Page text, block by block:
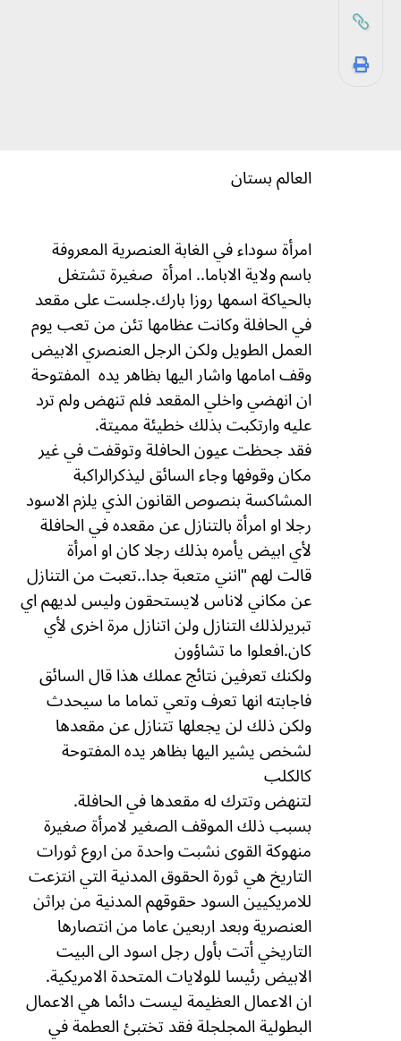
العالم بستان
امرأة سوداء في الغابة العنصرية المعروفة
باسم ولاية الاباما.. امرأة صغيرة تشتغل
بالحياكة اسمها روزا بارك.جلست على مقعد
في الحافلة وكانت عظامها تئن من تعب يوم
العمل الطويل ولكن الرجل العنصري الابيض
وقف امامها واشار اليها بظاهر يده المفتوحة
ان انهضي واخلي المقعد فلم تنهض ولم ترد
عليه وارتكبت بذلك خطيئة مميتة.
فقد جحظت عيون الحافلة وتوقفت في غير
مكان وقوفها وجاء السائق ليذكرالراكبة
المشاكسة بنصوص القانون الذي يلزم الاسود
رجلا او امرأة بالتنازل عن مقعده في الحافلة
لأي ابيض يأمره بذلك رجلا كان او امرأة
قالت لهم "انني متعبة جدا..تعبت من التنازل
عن مكاني لاناس لايستحقون وليس لديهم اي
تبريرلذلك التنازل ولن اتنازل مرة اخرى لأي
كان.افعلوا ما تشاؤون
ولكنك تعرفين نتائج عملك هذا قال السائق
فاجابته انها تعرف وتعي تماما ما سيحدث
ولكن ذلك لن يجعلها تتنازل عن مقعدها
لشخص يشير اليها بظاهر يده المفتوحة
كالكلب
لتنهض وتترك له مقعدها في الحافلة.
بسبب ذلك الموقف الصغير لامرأة صغيرة
منهوكة القوى نشبت واحدة من اروع ثورات
التاريخ هي ثورة الحقوق المدنية التي انتزعت
للامريكيين السود حقوقهم المدنية من براثن
العنصرية وبعد اربعين عاما من انتصارها
التاريخي أتت بأول رجل اسود الى البيت
الابيض رئيسا للولايات المتحدة الامريكية.
ان الاعمال العظيمة ليست دائما هي الاعمال
البطولية المجلجلة فقد تختبئ العطمة في